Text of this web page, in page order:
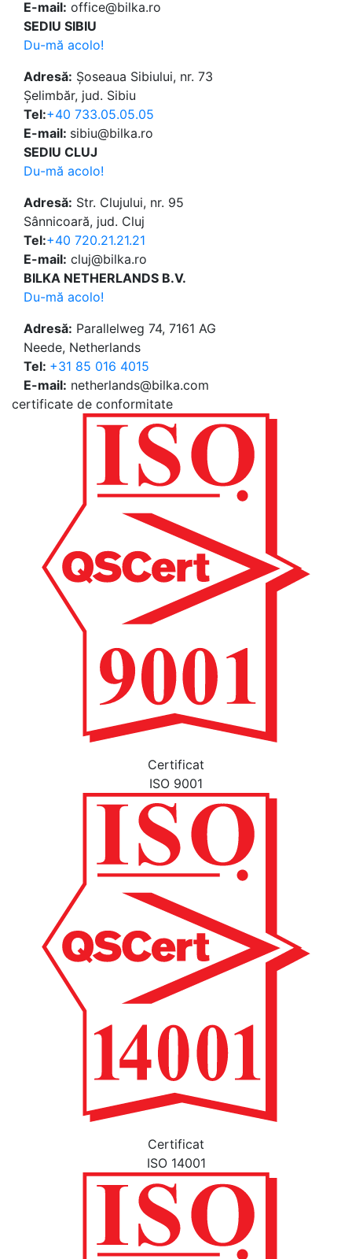
E-mail: office@bilka.ro
SEDIU SIBIU
Du-mă acolo!
Adresă: Șoseaua Sibiului, nr. 73
Șelimbăr, jud. Sibiu
Tel:+40 733.05.05.05
E-mail: sibiu@bilka.ro
SEDIU CLUJ
Du-mă acolo!
Adresă: Str. Clujului, nr. 95
Sânnicoară, jud. Cluj
Tel:+40 720.21.21.21
E-mail: cluj@bilka.ro
BILKA NETHERLANDS B.V.
Du-mă acolo!
Adresă: Parallelweg 74, 7161 AG
Neede, Netherlands
Tel: +31 85 016 4015
E-mail: netherlands@bilka.com
certificate de conformitate
Certificat
ISO 9001
Certificat
ISO 14001